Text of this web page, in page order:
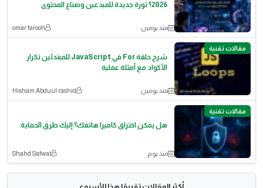
2026؟ ثورة جديدة للمبدعين وصناع المحتوى
منذ يومين omar farooh
مقالات تقنية
شرح حلقة For في JavaScript للمبتدئين تكرار
الأكواد مع أمثلة عملية
منذ يومين Hisham Abduul rashid
مقالات تقنية
هل يمكن اختراق كاميرا هاتفك؟ إليك طرق الحماية
منذ يوم Shahd Safwat